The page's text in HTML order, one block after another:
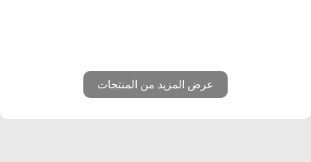
عرض المزيد من المنتجات